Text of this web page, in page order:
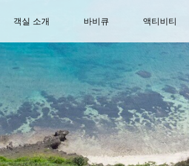
객실 소개 바비큐 액티비티